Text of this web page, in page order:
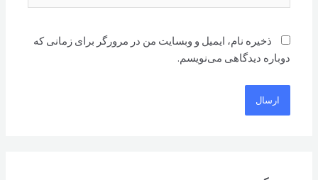
ذخیره نام، ایمیل و وبسایت من در مرورگر برای زمانی که
دوباره دیدگاهی می‌نویسم.